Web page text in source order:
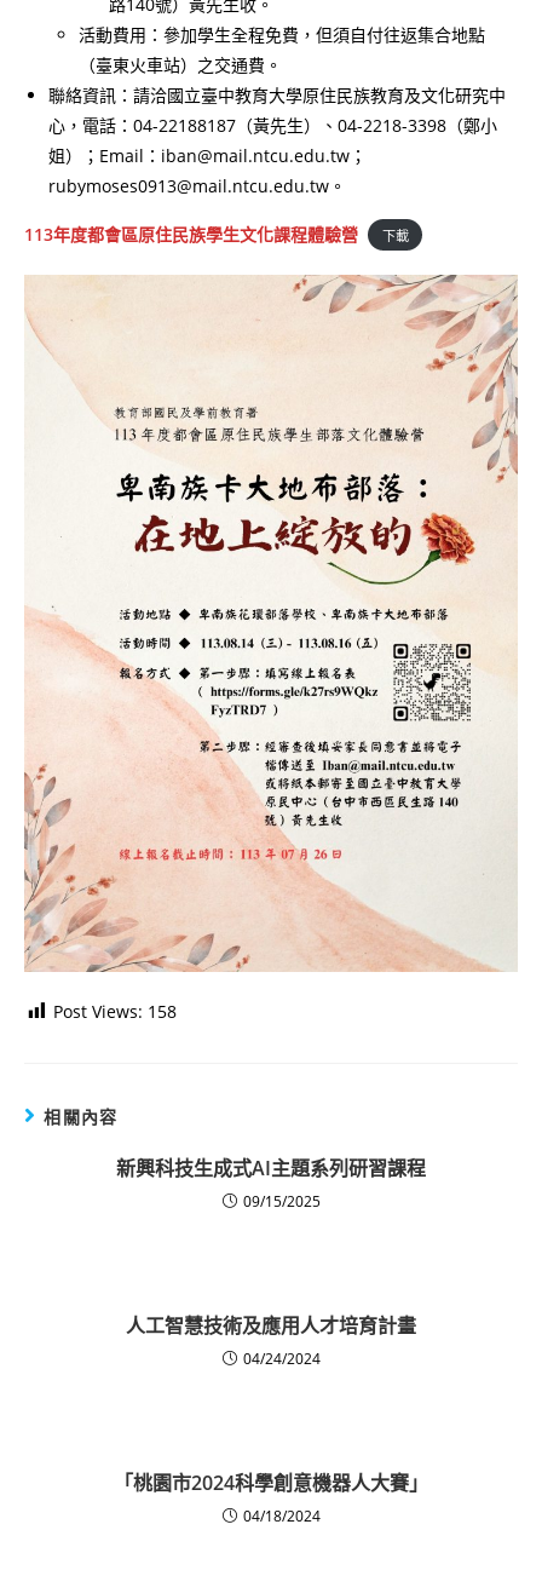
活動費用：參加學生全程免費，但須自付往返集合地點
（臺東火車站）之交通費。
聯絡資訊：請洽國立臺中教育大學原住民族教育及文化研究中
心，電話：04-22188187（黃先生）、04-2218-3398（鄭小
姐）；Email：iban@mail.ntcu.edu.tw；
rubymoses0913@mail.ntcu.edu.tw。
113年度都會區原住民族學生文化課程體驗營 下載
Post Views: 158
相關內容
新興科技生成式AI主題系列研習課程
09/15/2025
人工智慧技術及應用人才培育計畫
04/24/2024
「桃園市2024科學創意機器人大賽」
04/18/2024